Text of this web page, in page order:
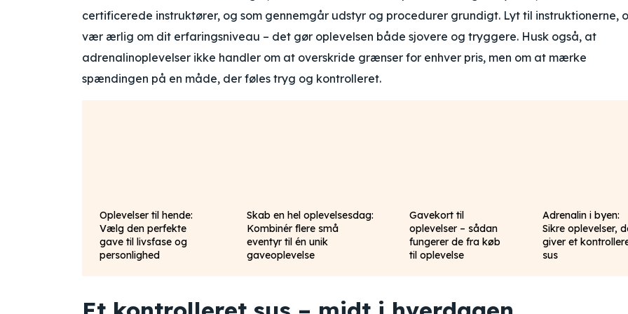
certificerede instruktører, og som gennemgår udstyr og procedurer grundigt. Lyt til instruktionerne,
vær ærlig om dit erfaringsniveau – det gør oplevelsen både sjovere og tryggere. Husk også, at
adrenalinoplevelser ikke handler om at overskride grænser for enhver pris, men om at mærke
spændingen på en måde, der føles tryg og kontrolleret.
Oplevelser til hende:
Vælg den perfekte
gave til livsfase og
personlighed
Skab en hel oplevelsesdag:
Kombinér flere små
eventyr til én unik
gaveoplevelse
Gavekort til
oplevelser – sådan
fungerer de fra køb
til oplevelse
Adrenalin i byen:
Sikre oplevelser,
giver et
sus